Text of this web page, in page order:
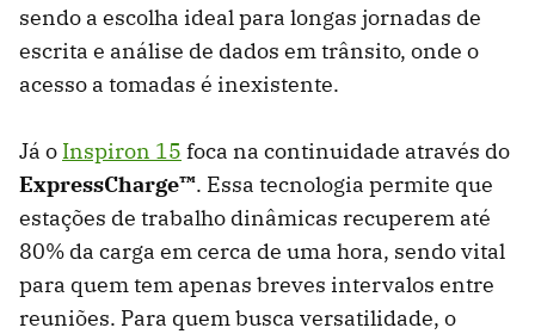
sendo a escolha ideal para longas jornadas de
escrita e análise de dados em trânsito, onde o
acesso a tomadas é inexistente.
Já o Inspiron 15 foca na continuidade através do
ExpressCharge™. Essa tecnologia permite que
estações de trabalho dinâmicas recuperem até
80% da carga em cerca de uma hora, sendo vital
para quem tem apenas breves intervalos entre
reuniões. Para quem busca versatilidade, o